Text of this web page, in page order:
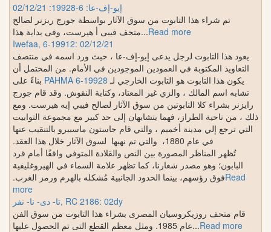
إيو-إف-عا: 6-19928: 02/12/21
تم شراء هذا التابوت من سوق الآثار بواسطة جورج ريزنر لصالح
متحف فيبى أ هيرست، وفى بداية هذا...Read more
Iwefaa, 6-19912: 02/12/21
يعود هذا التابوت لرجل يدعى إيو-إف-عا ، حيث ورد اسمه في منتصف
التعاويذ المكتوبة في العمودين الموجودين في الأمام. من المحتمل أن
يكون هذا التابوت هو التابوت الخارجي لـ PAHMA 6-19928 بناءً على
تشابه اسم المالك ، والزي غير المعتاد، وكتابة النقوش. وقد قام جورج
رايزنر بشراء كلا التابوتين من سوق الآثار لصالح فيبي إيه هيرست. ومع
ذلك ، من ناحية الطراز، فهما يتشابهان إلى حد كبير مع مجموعة التوابيت
التي ترجع إلي مدينة أخميم ، والتي قام جاستون ماسبيرو بالتنقيب عنها
في عام 1880، والتي تم نهبها لسوق الآثار خلال هذا العقد.
تُظهر المناظر المصورة بين النص والقلادة المتوفي واقفًا أمام قرد
البابون؛ وهو مصدر شعارنا، كما تظهر علامة السماء في الهيروغليفية
فوق رؤسهم، بينما الحدود الجانبية مُشكله بالهرم ورمز الغرب.Read
more
تا- دى- نا- نفر, RC 2186: 02dy
قام متحف روزيكروسيان المصرى بشراء هذا التابوت من سوق الفن
عام 1985. ومثل معظم القطع التى تم الحصول عليها...Read more